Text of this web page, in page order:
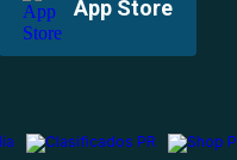
App Store